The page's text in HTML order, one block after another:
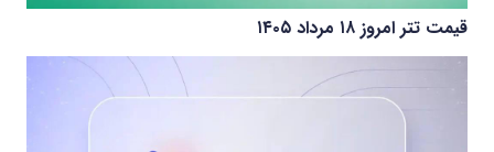
قیمت تتر امروز ۱۸ مرداد ۱۴۰۵